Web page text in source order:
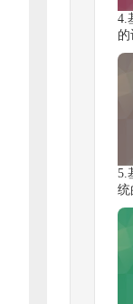
4.
5.
统